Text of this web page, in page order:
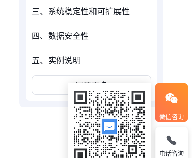
三、系统稳定性和可扩展性
四、数据安全性
五、实例说明
展开更多
微信咨询
电话咨询